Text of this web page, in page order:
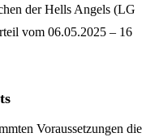
der Hells Angels (LG
vom 06.05.2025 – 16
Voraussetzungen die